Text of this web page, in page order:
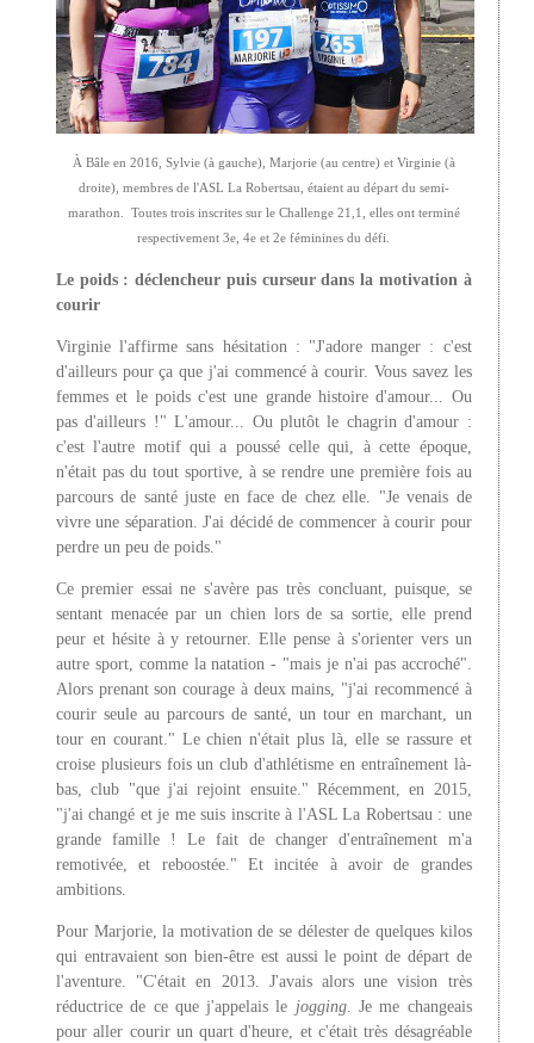
À Bâle en 2016, Sylvie (à gauche), Marjorie (au centre) et Virginie (à
droite), membres de l'ASL La Robertsau, étaient au départ du semi-
marathon.
Toutes trois inscrites sur le Challenge 21,1
, elles ont terminé
respectivement 3e, 4e et 2e féminines du défi.
Le poids : déclencheur puis curseur dans la motivation à
courir
Virginie l'affirme sans hésitation : "J'adore manger : c'est
d'ailleurs pour ça que j'ai commencé à courir. Vous savez les
femmes et le poids c'est une grande histoire d'amour... Ou
pas d'ailleurs !" L'amour... Ou plutôt le chagrin d'amour :
c'est l'autre motif qui a poussé celle qui, à cette époque,
n'était pas du tout sportive, à se rendre une première fois au
parcours de santé juste en face de chez elle. "Je venais de
vivre une séparation. J'ai décidé de commencer à courir pour
perdre un peu de poids."
Ce premier essai ne s'avère pas très concluant, puisque, se
sentant menacée par un chien lors de sa sortie, elle prend
peur et hésite à y retourner. Elle pense à s'orienter vers un
autre sport, comme la natation - "mais je n'ai pas accroché".
Alors prenant son courage à deux mains, "j'ai recommencé à
courir seule au parcours de santé, un tour en marchant, un
tour en courant." Le chien n'était plus là, elle se rassure et
croise plusieurs fois un club d'athlétisme en entraînement là-
bas, club "que j'ai rejoint ensuite." Récemment, en 2015,
"j'ai changé et je me suis inscrite à l'ASL La Robertsau : une
grande famille ! Le fait de changer d'entraînement m'a
remotivée, et reboostée." Et incitée à avoir de grandes
ambitions.
Pour Marjorie, la motivation de se délester de quelques kilos
qui entravaient son bien-être est aussi le point de départ de
l'aventure. "C'était en 2013. J'avais alors une vision très
réductrice de ce que j'appelais le jogging. Je me changeais
pour aller courir un quart d'heure, et c'était très désagréable